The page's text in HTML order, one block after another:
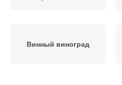
Винный виноград